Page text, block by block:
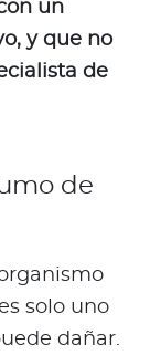
un
y que no
de
de
solo uno
dañar.